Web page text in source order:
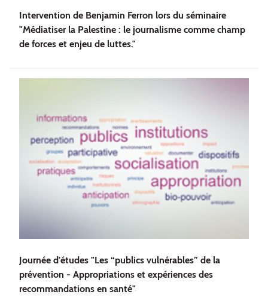
Intervention de Benjamin Ferron lors du séminaire
"Médiatiser la Palestine : le journalisme comme champ
de forces et enjeu de luttes."
Journée d'études "Les “publics vulnérables” de la
prévention - Appropriations et expériences des
recommandations en santé"